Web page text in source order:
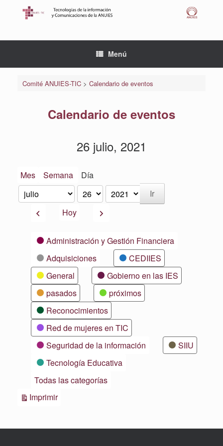
Menú
Comité ANUIES-TIC> Calendario de eventos
Calendario de eventos
26 julio, 2021
Mes Semana Día
Mes
Día
Año
AnteriorHoy Siguiente
CategoríasAdministración y Gestión Financiera
Adquisiciones
CEDIIES
General
Gobierno en las IES
pasados
próximos
Reconocimientos
Red de mujeres en TIC
Seguridad de la información
SIIU
Tecnología Educativa
Todas las categorías
ImprimirVistas